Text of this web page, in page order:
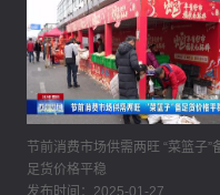
节前消费市场供需两旺 “菜篮子”
足货价格平稳
发布时间：2025-01-27